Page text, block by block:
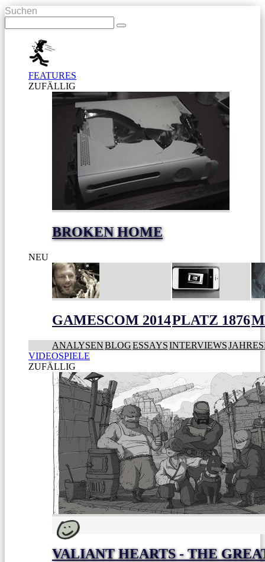
Suchen
FEATURES
ZUFÄLLIG
BROKEN HOME
NEU
GAMESCOM 2014PLATZ 1876
ANALYSENBLOGESSAYSINTERVIEWS
VIDEOSPIELE
ZUFÄLLIG
VALIANT HEARTS - THE